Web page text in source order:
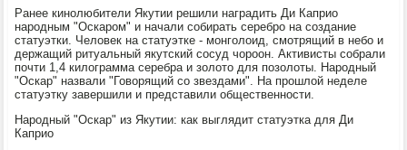
Ранее кинолюбители Якутии решили наградить Ди Каприо
народным "Оскаром" и начали собирать серебро на создание
статуэтки. Человек на статуэтке - монголоид, смотрящий в небо и
держащий ритуальный якутский сосуд чороон. Активисты собрали
почти 1,4 килограмма серебра и золото для позолоты. Народный
"Оскар" назвали "Говорящий со звездами". На прошлой неделе
статуэтку завершили и представили общественности.
Народный "Оскар" из Якутии: как выглядит статуэтка для Ди
Каприо